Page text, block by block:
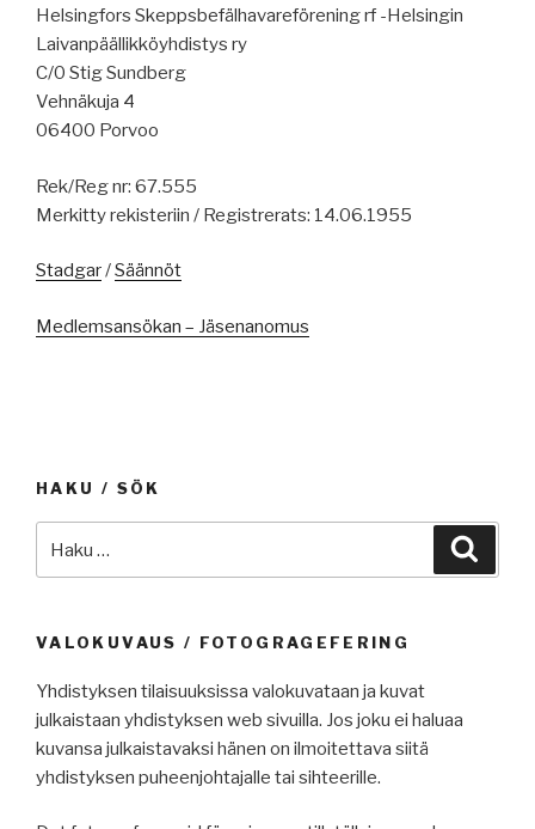
Helsingfors Skeppsbefälhavareförening rf -Helsingin
Laivanpäällikköyhdistys ry
C/0 Stig Sundberg
Vehnäkuja 4
06400 Porvoo
Rek/Reg nr: 67.555
Merkitty rekisteriin / Registrerats: 14.06.1955
Stadgar/Säännöt
Medlemsansökan – Jäsenanomus
HAKU / SÖK
VALOKUVAUS / FOTOGRAGEFERING
Yhdistyksen tilaisuuksissa valokuvataan ja kuvat
julkaistaan yhdistyksen web sivuilla. Jos joku ei haluaa
kuvansa julkaistavaksi hänen on ilmoitettava siitä
yhdistyksen puheenjohtajalle tai sihteerille.